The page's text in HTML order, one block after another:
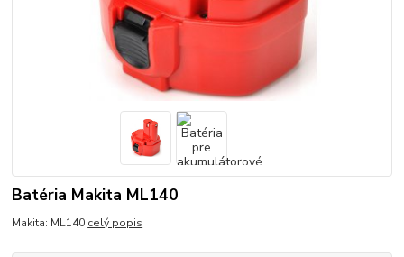
Batéria Makita ML140
Makita: ML140 celý popis